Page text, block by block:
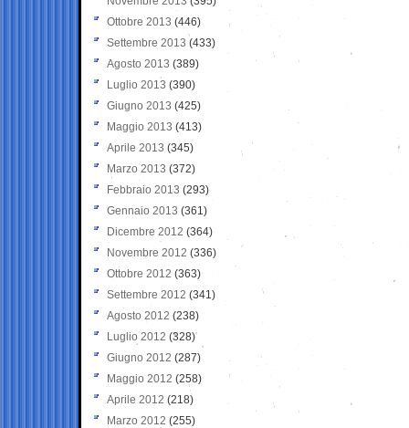
Ottobre 2013 (446)
Settembre 2013 (433)
Agosto 2013 (389)
Luglio 2013 (390)
Giugno 2013 (425)
Maggio 2013 (413)
Aprile 2013 (345)
Marzo 2013 (372)
Febbraio 2013 (293)
Gennaio 2013 (361)
Dicembre 2012 (364)
Novembre 2012 (336)
Ottobre 2012 (363)
Settembre 2012 (341)
Agosto 2012 (238)
Luglio 2012 (328)
Giugno 2012 (287)
Maggio 2012 (258)
Aprile 2012 (218)
Marzo 2012 (255)